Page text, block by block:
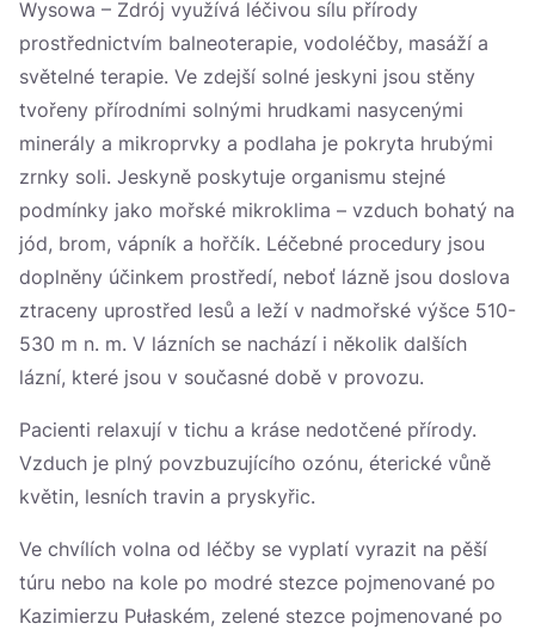
Wysowa – Zdrój využívá léčivou sílu přírody
prostřednictvím balneoterapie, vodoléčby, masáží a
světelné terapie. Ve zdejší solné jeskyni jsou stěny
tvořeny přírodními solnými hrudkami nasycenými
minerály a mikroprvky a podlaha je pokryta hrubými
zrnky soli. Jeskyně poskytuje organismu stejné
podmínky jako mořské mikroklima – vzduch bohatý na
jód, brom, vápník a hořčík. Léčebné procedury jsou
doplněny účinkem prostředí, neboť lázně jsou doslova
ztraceny uprostřed lesů a leží v nadmořské výšce 510-
530 m n. m. V lázních se nachází i několik dalších
lázní, které jsou v současné době v provozu.
Pacienti relaxují v tichu a kráse nedotčené přírody.
Vzduch je plný povzbuzujícího ozónu, éterické vůně
květin, lesních travin a pryskyřic.
Ve chvílích volna od léčby se vyplatí vyrazit na pěší
túru nebo na kole po modré stezce pojmenované po
Kazimierzu Pułaském, zelené stezce pojmenované po